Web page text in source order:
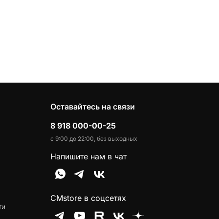
Оставайтесь на связи
8 918 000-00-25
с 9:00 до 22:00, без выходных
Напишите нам в чат
CMstore в соцсетях